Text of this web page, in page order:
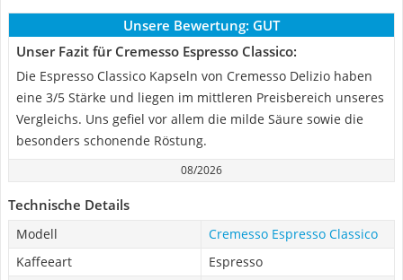
Unsere Bewertung: GUT
Unser Fazit für Cremesso Espresso Classico:
Die Espresso Classico Kapseln von Cremesso Delizio haben
eine 3/5 Stärke und liegen im mittleren Preisbereich unseres
Vergleichs. Uns gefiel vor allem die milde Säure sowie die
besonders schonende Röstung.
08/2026
Technische Details
Modell
Cremesso Espresso Classico
Kaffeeart
Espresso